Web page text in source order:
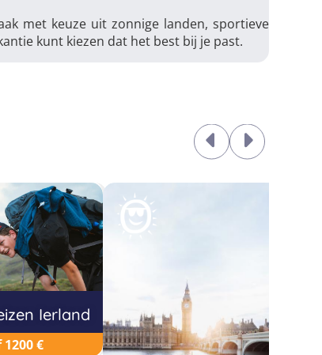
met keuze uit zonnige landen, sportieve
kunt kiezen dat het best bij je past.
Ierland
€